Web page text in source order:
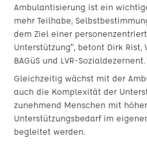
Ambulantisierung ist ein
mehr Teilhabe,
dem Ziel einer
Unterstützung“, betont Dirk Rist,
BAGüS und LVR-Sozialdezernent.
Gleichzeitig wächst mit der
auch die Komplexität der
zunehmend Menschen mit
Unterstützungsbedarf im
begleitet werden.